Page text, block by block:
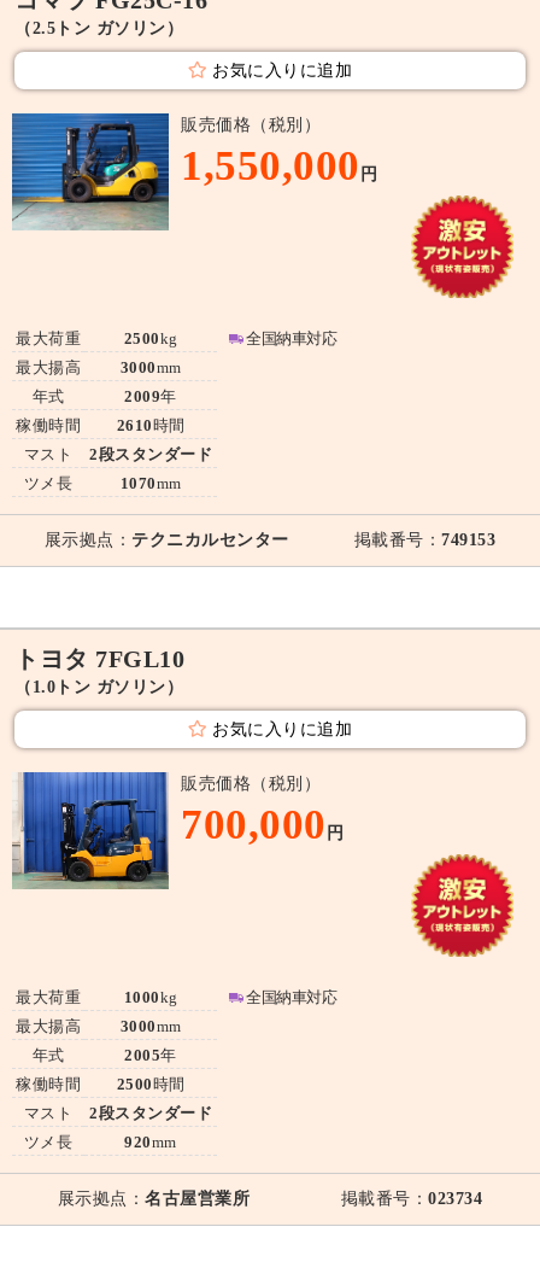
（2.5トン ガソリン）
お気に入りに追加
販売価格（税別）
1,550,000 円
最大荷重
最大揚高
年式
稼働時間
マスト
ツメ長
2500kg
3000mm
2009年
2610 時間
2段スタンダード
1070mm
全国納車対応
展示拠点： テクニカルセンター 掲載番号：749153
トヨタ 7FGL10
（1.0トン ガソリン）
お気に入りに追加
販売価格（税別）
700,000 円
最大荷重
最大揚高
年式
稼働時間
マスト
ツメ長
1000kg
3000mm
2005年
2500 時間
2段スタンダード
920mm
全国納車対応
展示拠点：名古屋営業所 掲載番号：023734